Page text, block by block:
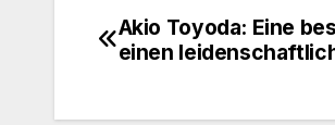
Akio Toyoda: Eine
einen